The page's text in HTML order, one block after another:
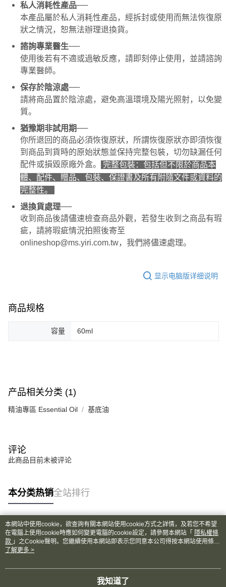
二、付款限制
1. 初次使用 AFTEE 時，將依認證結果及本公司審查結果，核予每個人不同
之上限額度
2. 結帳金額須大於NT$30
3. 目前僅支援台灣會員
三、聲明條款
所提供，並由 AFTEE 向您收取款項。因使用本服務所須提供之個人資料(包
含但不限於訂購人姓名、電話，收件人姓名、電話、收件地址)，將交付予
AFTEE 於本服務必要服務範圍內運用。關於 AFTEE 對於個人資料之蒐集、
處理、利用，詳參 AFTEE 官網之『個人資料蒐集、處理及利用告知聲明』
https://aftee.tw/privacypolicy/
若款項超過繳費期限，將根據當次的金額加收年利率 16% 的逾期滯納金。
未成年的使用者，請事先徵得法定代理人或監護人之同意方可使用
AFTEE。
若您對於個人資料之處理、利用有任何疑問，或欲行使相關法律權利，請聯
繫恩沛科技股份有限公司。若您不同意我們將上開所示之個人資料，連同必
料，請勿選用本服務。
每笔NT$130，满NT$2,000(含以上)免运费
宅配
每笔NT$100，满NT$1,800(含以上)免运费
私人消耗性產品──
本產品屬於私人消耗性產品，經拆封或使用而無法恢復原
狀之情況，恕無法辦理退換貨。
諮詢專業醫生──
使用後若有不適或過敏反應，請即刻停止使用，並請諮詢
專業醫師。
保存於陰涼處──
請將商品置於陰涼處，避免高溫環境及陽光照射，以免變
質。
猶豫期非試用期──
你所退回的商品必須恢復原狀，所謂恢復原狀亦即須恢復
到商品到貨時的原始狀態並保持完整包裝，切勿缺漏任何
配件或損毀原廠外盒。
完整包裝：包括但不限於商品本
體、配件、贈品、包裝、保證書及所有附隨文件或資料的
完整性。
退換貨處理──
收到商品後請儘速檢查商品外觀，若發生收到之商品有瑕
疵，請將瑕疵情況拍照後寄至
onlineshop@ms.yiri.com.tw，我們將儘速處理。
显示电脑版详细说明
商品规格
容量 60ml
产品相关分类 (1)
精油專區 Essential Oil 基底油
评论
此商品目前未被评论
本分类热销全站排行
热门标签
本網站中使用cookie，欲查詢有關本網站使用cookie方式之詳情，及若您不希望
在電腦上使用cookie時應如何變更電腦的cookie設定，請參閱本網站「 隱私權條
款 」之Cookie聲明。您繼續使用本網站即表示您同意本公司得按本網站使用條款
之Cookie聲明使用cookie。
了解更多 >
我知道了